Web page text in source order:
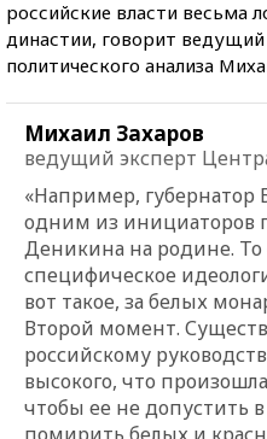
российские власти весьма
династии, говорит
политического анализа
Михаил Захаров
ведущий эксперт
«Например, губернатор
одним из инициаторов
Деникина на родине. То
специфическое
вот такое, за белых
Второй момент.
российскому
высокого, что
чтобы ее не допустить